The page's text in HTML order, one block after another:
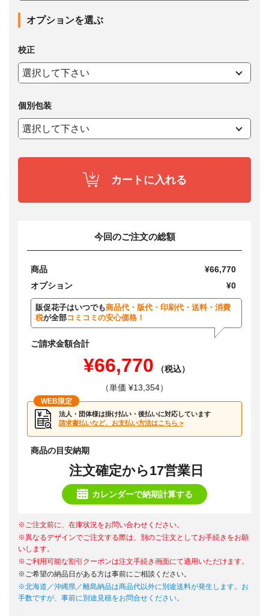
オプションを選ぶ
校正
個別包装
カートに入れる
今回のご注文の総額
商品
¥66,770
オプション
¥0
販促花子はいつでも商品代・版代・印刷代・送料・消費
税が全部コミコミの安心価格！
ご請求金額合計
¥66,770
（税込）
（単価 ¥13,354）
WEB限定
法人・団体様は掛け払い・後払いに対応しています
請求書払いなど、お支払い方法はこちら >
商品の目安納期
注文確定から17営業日
カレンダーで納期計算する
※ご注文前に、在庫状況をお問い合わせください。
※異なるデザインでご注文する際は、別のご注文としてお手続きをお願
いします。
※ご利用可能な割引クーポンは注文手続き画面にて適用いただけます。
※ご希望の納品日がある方は事前にご相談ください。
※北海道／沖縄県／離島納品は商品代以外に別途送料が発生します。お
手数ですが、事前に別途見積をお問合せください。